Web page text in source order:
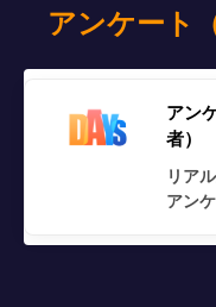
アンケート
アン
者）
リア
アン